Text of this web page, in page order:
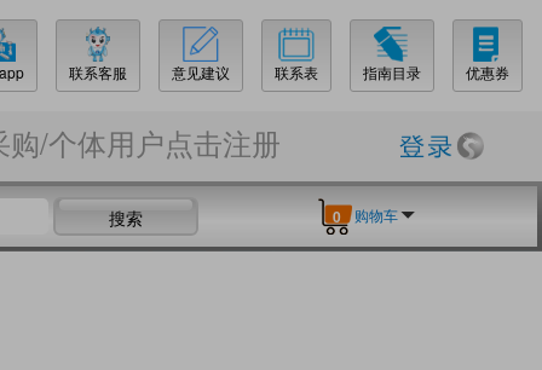
联系客服 意见建议 联系表 指南目录 优惠券
/个体用户点击注册
搜索 0 购物车